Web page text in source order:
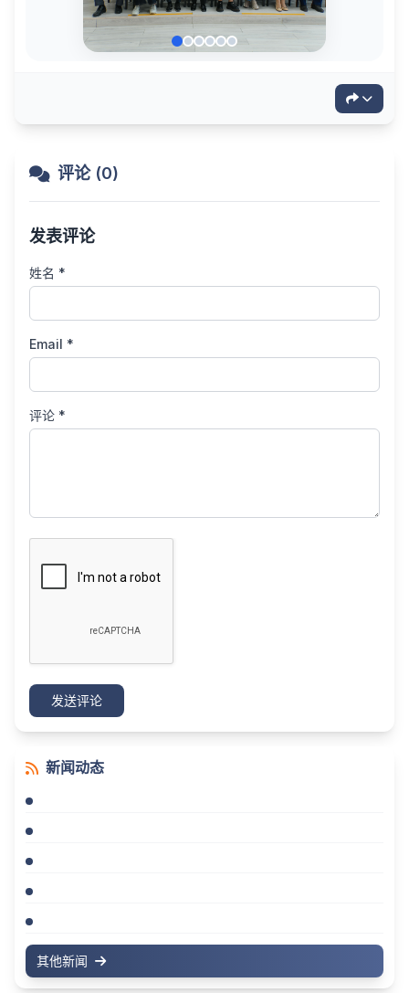
评论 (0)
发表评论
姓名 *
Email *
评论 *
发送评论
新闻动态
其他新闻